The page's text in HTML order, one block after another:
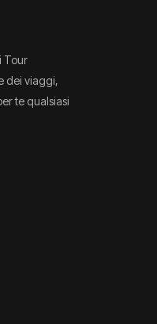
Tour
dei viaggi,
te qualsiasi